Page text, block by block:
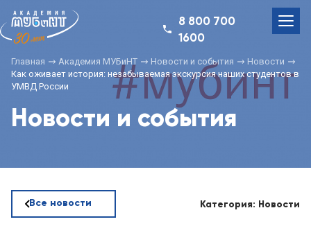
8 800 700
1600
Главная Академия МУБиНТ Новости и события
Новости
Как оживает история: незабываемая экскурсия наших студентов в
УМВД России
Новости и события
Все новости Категория: Новости